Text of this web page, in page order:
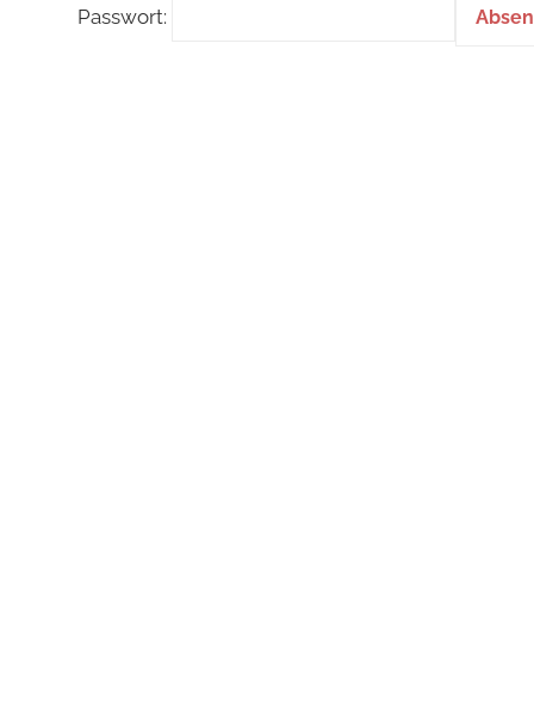
Passwort: